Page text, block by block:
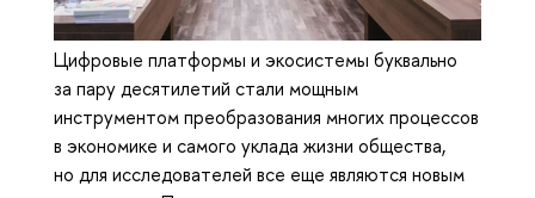
Цифровые платформы и экосистемы буквально
за пару десятилетий стали мощным
инструментом преобразования многих процессов
в экономике и самого уклада жизни общества,
но для исследователей все еще являются новым